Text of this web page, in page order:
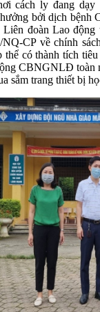
cách ly đang
bởi dịch bệnh
Liên đoàn Lao
NQ-CP về chính
thể có thành tích
CBNGNLĐ toàn
sắm trang thiết bị